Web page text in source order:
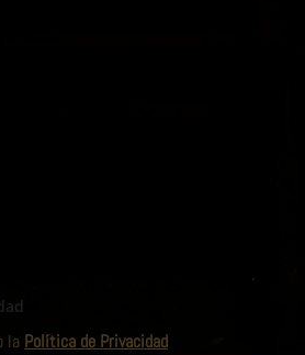
la Política de Privacidad